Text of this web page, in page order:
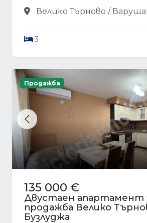
Велико Търново / Варуша
3
Previous
Продажба
135 000 €
Двустаен апартамент
продажба Велико
Бузлуджа